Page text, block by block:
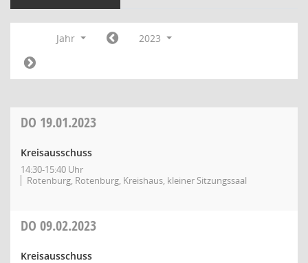
Jahr 2023
DO 19.01.2023
Kreisausschuss
14:30-15:40 Uhr
Rotenburg, Rotenburg, Kreishaus, kleiner Sitzungssaal
DO 09.02.2023
Kreisausschuss